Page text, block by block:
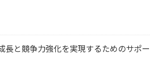
と競争力強化を実現するためのサポ